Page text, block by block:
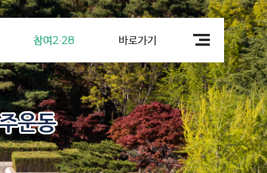
참여2·28 바로가기
운동